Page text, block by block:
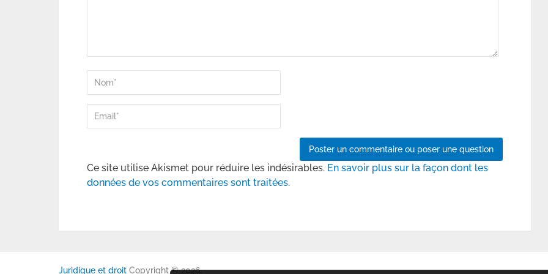
Ce site utilise Akismet pour réduire les indésirables. En savoir plus sur la façon dont les
données de vos commentaires sont traitées.
Juridique et droit Copyright © 2026.